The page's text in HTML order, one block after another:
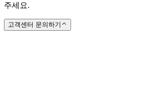
주세요.
고객센터 문의하기